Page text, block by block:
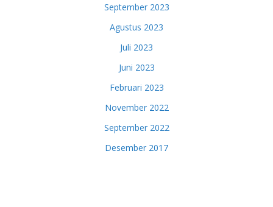
September 2023
Agustus 2023
Juli 2023
Juni 2023
Februari 2023
November 2022
September 2022
Desember 2017